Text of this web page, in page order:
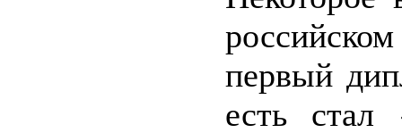
первый
есть стал